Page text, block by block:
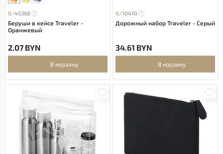
0/45368
Беруши в кейсе Traveler -
Оранжевый
2.07 BYN
В корзину
0/10410
Дорожный набор Traveler - Серый
34.61 BYN
В корзину